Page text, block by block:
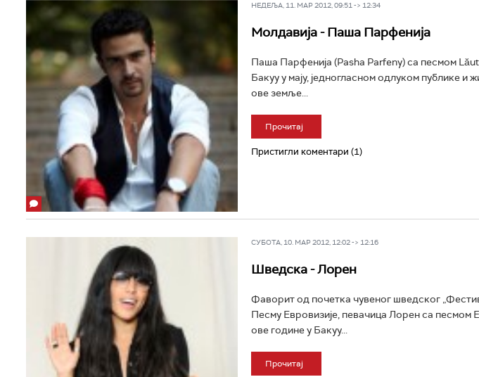
НЕДЕЉА, 11. МАР 2012, 09:51 -> 12:34
Молдавија - Паша Парфенија
Паша Парфенија (Pasha Parfeny) са песмом
Бакуу у мају, једногласном одлуком публике и
ове земље...
Прочитај
Пристигли коментари (1)
СУБОТА, 10. МАР 2012, 12:02 -> 12:16
Шведска - Лорен
Фаворит од почетка чувеног шведског
Песму Евровизије, певачица Лорен са
ове године у Бакуу...
Прочитај